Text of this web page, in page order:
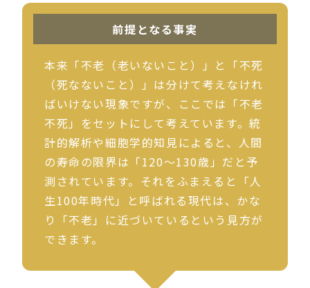
前提となる事実
本来「不老（老いないこと）」と「不死
（死なないこと）」は分けて考えなけれ
ばいけない現象ですが、ここでは「不老
不死」をセットにして考えています。統
計的解析や細胞学的知見によると、人間
の寿命の限界は「120〜130歳」だと予
測されています。それをふまえると「人
生100年時代」と呼ばれる現代は、かな
り「不老」に近づいているという見方が
できます。